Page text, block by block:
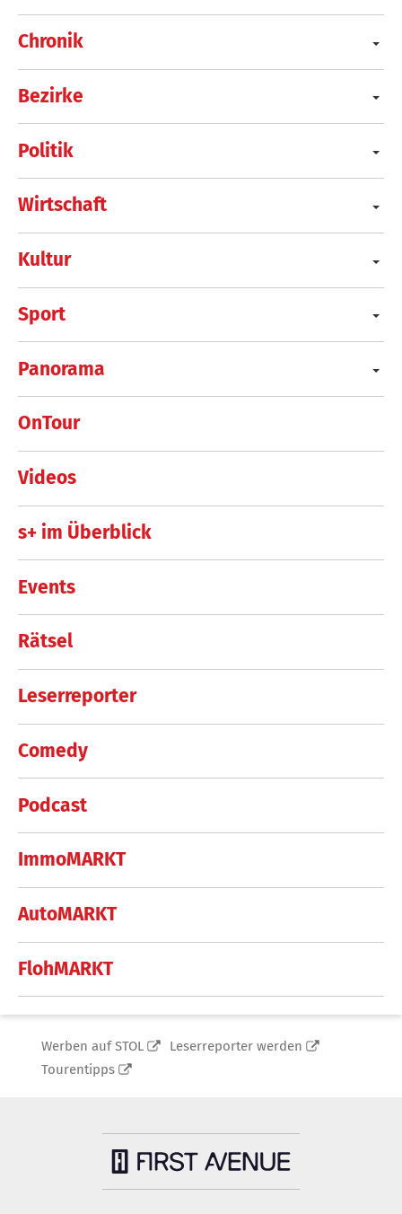
Chronik
Bezirke
Politik
Wirtschaft
Kultur
Sport
Panorama
OnTour
Videos
s+ im Überblick
Events
Rätsel
Leserreporter
Comedy
Podcast
ImmoMARKT
AutoMARKT
FlohMARKT
Werben auf STOL
Leserreporter werden
Tourentipps